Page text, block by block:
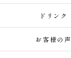
ドリンク
お客様の声